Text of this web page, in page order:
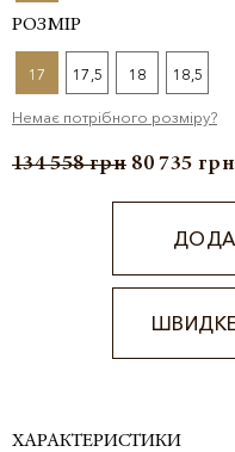
РОЗМІР
17 17,5 18 18,5
Немає потрібного розміру?
134 558грн 80 735 грн
ХАРАКТЕРИСТИКИ